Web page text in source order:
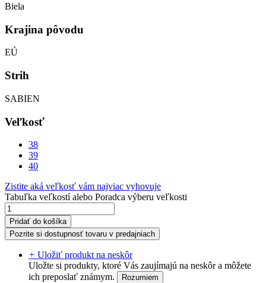
Biela
Krajina pôvodu
EÚ
Strih
SABIEN
Veľkosť
38
39
40
Zistite aká veľkosť vám najviac vyhovuje
Tabuľka veľkostí alebo Poradca výberu veľkosti
Pridať do košíka
Pozrite si dostupnosť tovaru v predajniach
+ Uložiť produkt na neskôr
Uložte si produkty, ktoré Vás zaujímajú na neskôr a môžete
ich preposlať známym.
Rozumiem